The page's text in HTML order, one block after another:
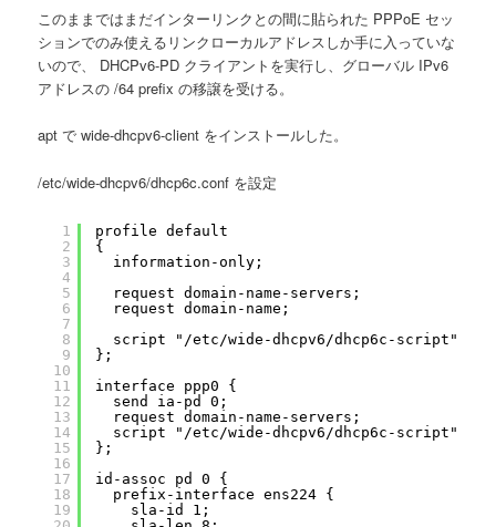
このままではまだインターリンクとの間に貼られた PPPoE セッ
ションでのみ使えるリンクローカルアドレスしか手に入っていな
いので、 DHCPv6-PD クライアントを実行し、グローバル IPv6
アドレスの /64 prefix の移譲を受ける。
apt で wide-dhcpv6-client をインストールした。
/etc/wide-dhcpv6/dhcp6c.conf を設定
1
2
3
4
5
6
7
8
9
10
11
12
13
14
15
16
17
18
19
profile default
{
information-only;
request domain-name-servers;
request domain-name;
script "/etc/wide-dhcpv6/dhcp6c-script";
};
interface ppp0 {
send ia-pd 0;
request domain-name-servers;
script "/etc/wide-dhcpv6/dhcp6c-script";
};
id-assoc pd 0 {
prefix-interface ens224 {
sla-id 1;